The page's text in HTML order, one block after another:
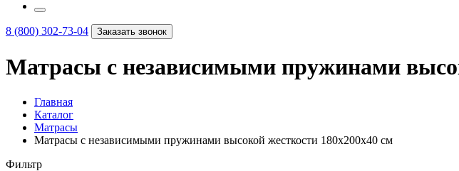
8 (800) 302-73-04 Заказать звонок
Матрасы с независимыми пружинами
Главная
Каталог
Матрасы
Матрасы с независимыми пружинами высокой жесткости 180х200х40 см
Фильтр